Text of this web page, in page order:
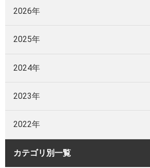
2026年
2025年
2024年
2023年
2022年
カテゴリ別一覧